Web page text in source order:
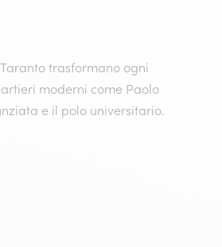
trasformano ogni
moderni come Paolo
e il polo universitario.